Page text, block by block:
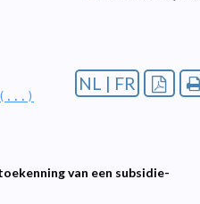
NL | FR
van een subsidie-